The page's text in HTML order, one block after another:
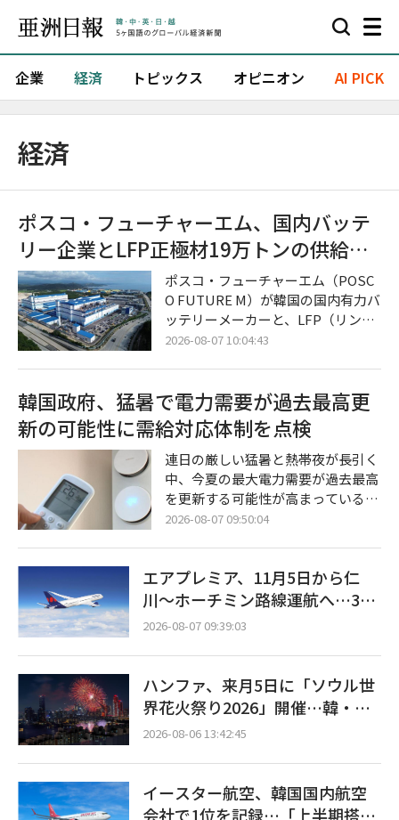
企業 経済 トピックス オピニオン AI PICK
経済
ポスコ・フューチャーエム、国内バッテ
リー企業とLFP正極材19万トンの供給契
約を締結
ポスコ・フューチャーエム（POSC
O FUTURE M）が韓国の国内有力バ
ッテリーメーカーと、LFP（リン酸
鉄リチウム）用正極材の大規模な長
合意は、北米におけるエネルギー貯
蔵システム（ESS）の爆発的な需要
に先手を打って対応するために締結
されたものである。ポスコ・フュー
チャーエムは来年から2032年までの
6年間、19万トン以上のLFP用正極
材を同バッテリー企業に供給する予
ついての詳細な協議を進め、第3四
半期中に正式契
2026-08-07 10:04:43
韓国政府、猛暑で電力需要が過去最高更
新の可能性に需給対応体制を点検
連日の厳しい猛暑と熱帯夜が長引く
中、今夏の最大電力需要が過去最高
を更新する可能性が高まっている。
韓国政府は、夏季休暇の消化後に産
予備資源の確保状況について集中的
な点検に乗り出した。 気候エネルギ
市（ナジュシ）の電力取引所本館に
て、キム・ソンファン長官の主宰に
よる「夏季電力需給点検会議」を開
催すると明らかにした。 今回の会議
は、北太平洋高気圧とチベット高気
圧の複合的な影響により全国的な猛
2026-08-07 09:50:04
エアプレミア、11月5日から仁
川〜ホーチミン路線運航へ…3年
2ヶ月ぶりの再開
2026-08-07 09:39:03
ハンファ、来月5日に「ソウル世
界花火祭り2026」開催…韓・
米・英の3カ国が参加
2026-08-06 13:42:45
イースター航空、韓国国内航空
会社で1位を記録…「上半期搭乗